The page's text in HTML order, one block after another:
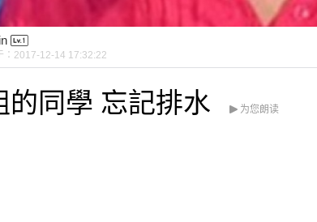
2017-12-14 17:32:22
的同學 忘記排水 为您朗读